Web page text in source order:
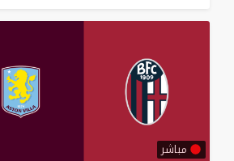
مباشر